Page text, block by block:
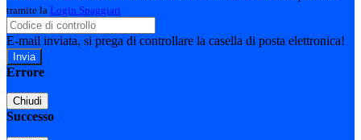
tramite la Login Spaggiari
E-mail inviata, si prega di controllare la casella di posta elettronica!
Errore
Chiudi
Successo